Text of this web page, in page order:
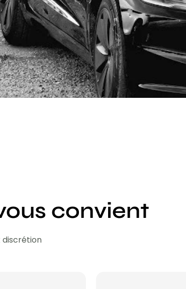
convient
discrétion